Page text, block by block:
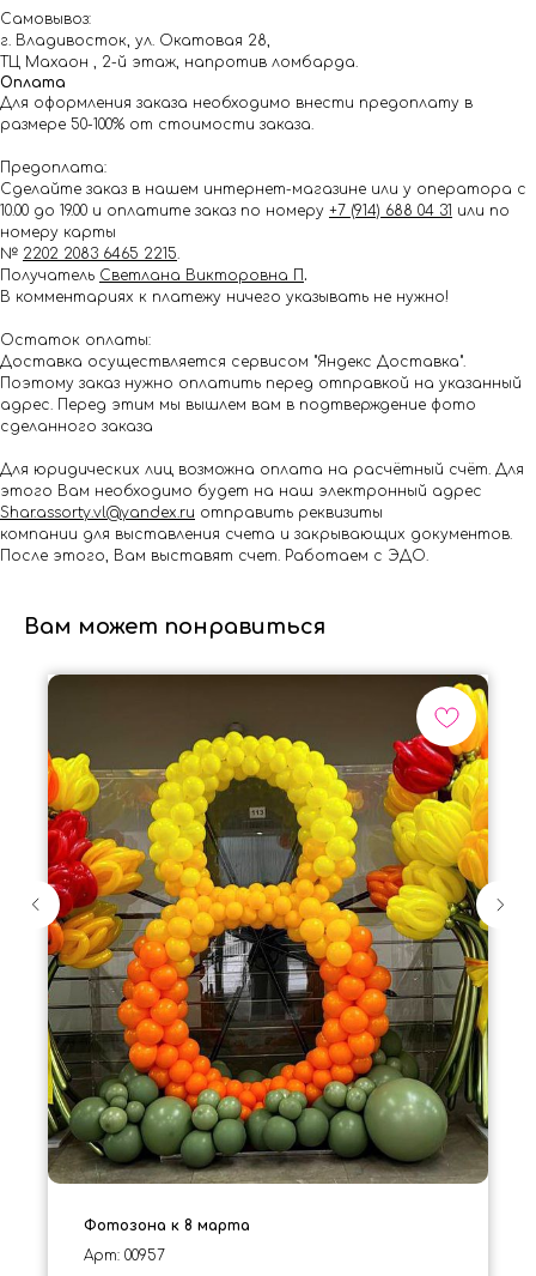
Самовывоз:
г. Владивосток, ул. Окатовая 28,
ТЦ Махаон , 2-й этаж, напротив ломбарда.
Оплата
Для оформления заказа необходимо внести предоплату в
размере 50-100% от стоимости заказа.
Предоплата:
Сделайте заказ в нашем интернет-магазине или у оператора с
10.00 до 19.00 и оплатите заказ по номеру +7 (914) 688 04 31 или по
номеру карты
№ 2202 2083 6465 2215.
Получатель Светлана Викторовна П .
В комментариях к платежу ничего указывать не нужно!
Остаток оплаты:
Доставка осуществляется сервисом "Яндекс Доставка".
Поэтому заказ нужно оплатить перед отправкой на указанный
адрес. Перед этим мы вышлем вам в подтверждение фото
сделанного заказа
Для юридических лиц возможна оплата на расчётный счёт. Для
этого Вам необходимо будет на наш электронный адрес
Shar.assorty.vl@yandex.ru отправить реквизиты
компании для выставления счета и закрывающих документов.
После этого, Вам выставят счет. Работаем с ЭДО.
Вам может понравиться
Фотозона к 8 марта
Арт: 00957